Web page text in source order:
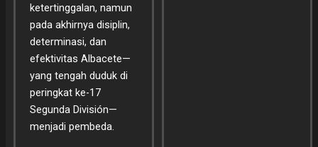
ketertinggalan, namun
pada akhirnya disiplin,
determinasi, dan
efektivitas Albacete—
yang tengah duduk di
peringkat ke-17
Segunda División—
menjadi pembeda.